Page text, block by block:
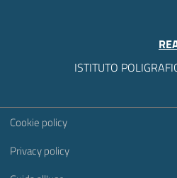
ISTITUTO
Sezione Link Utili
Cookie policy
Privacy policy